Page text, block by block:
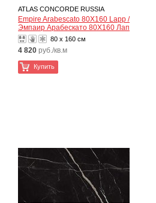
ATLAS CONCORDE RUSSIA
Empire Arabescato 80X160 Lapp /
Эмпаир Арабескато 80X160 Лап
80 x 160 см
4 820 руб./кв.м
Купить